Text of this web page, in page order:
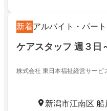
新着アルバイト・パート
ケアスタッフ 週３日
株式会社 東日本福祉経営サービ
新潟市江南区 船